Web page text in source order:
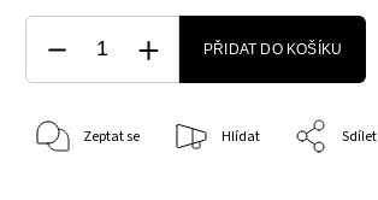
PŘIDAT DO KOŠÍKU
Zeptat se Hlídat Sdílet